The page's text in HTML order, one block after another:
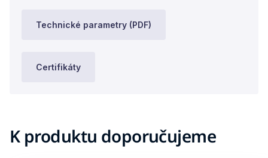
Technické parametry (PDF)
Certifikáty
K produktu doporučujeme